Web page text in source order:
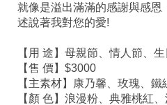
就像是溢出滿滿的感謝與感恩
述說著我對您的愛!
【用 途】母親節、情人節、
【售 價】$3000
【主素材】康乃馨、玫瑰、
【顏 色】浪漫粉、典雅桃紅